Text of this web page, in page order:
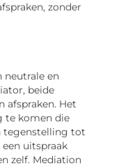
zonder
neutrale en
beide
afspraken. Het
te komen die
tegenstelling tot
uitspraak
zelf. Mediation